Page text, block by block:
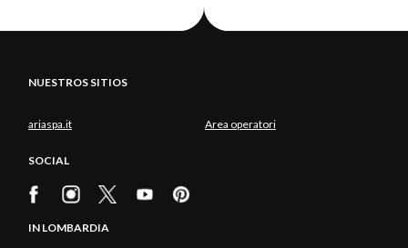
NUESTROS SITIOS
ariaspa.it Area operatori
SOCIAL
IN LOMBARDIA